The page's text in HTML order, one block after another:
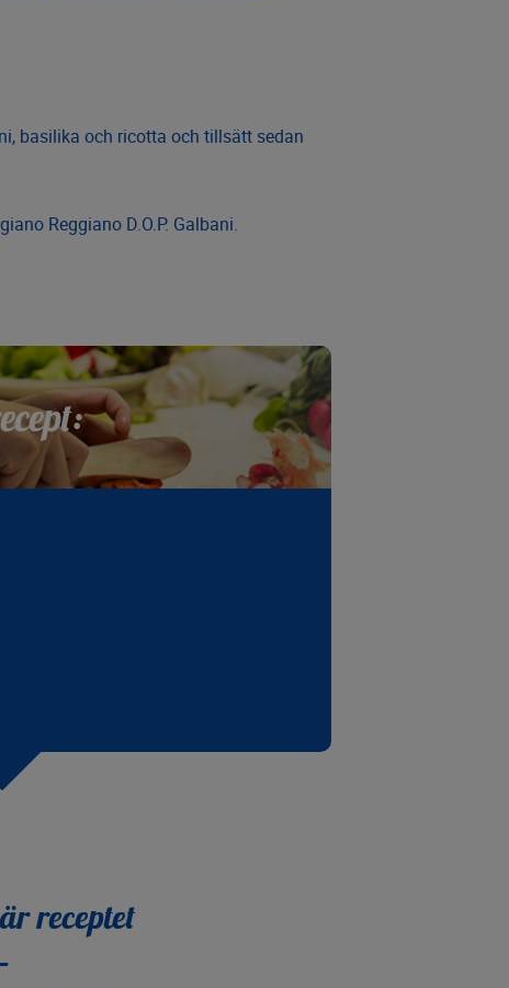
basilika och ricotta och tillsätt sedan
Reggiano D.O.P. Galbani.
receptet